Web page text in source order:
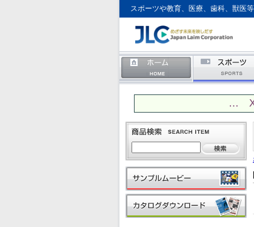
スポーツや教育、医療、歯科、獣医
… X